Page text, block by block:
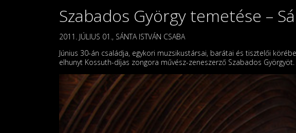
Szabados György temetése –
2011. JÚLIUS 01., SÁNTA ISTVÁN CSABA
Június 30-án családja, egykori muzsikustársai, barátai és tisztelői
elhunyt Kossuth-díjas zongora művész-zeneszerző Szabados Györgyöt.